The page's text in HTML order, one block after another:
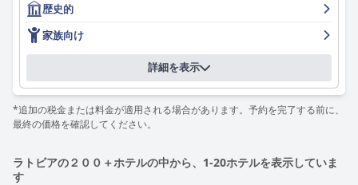
プリモホテルの朝食は、その質と種類でゲストから肯定的なレビ
ューを受けています。ビュッフェスタイルの朝食には、甘いもの
と塩辛いものが豊富に用意されており、常に新鮮さが保たれるよ
うに補充されています。ペストリーの新鮮さやフルーツの種類な
ど、改善の余地はありますが、朝食の内容は概ね満足でき、滞在
の価値を高めています。
ホテルの客室は、清潔さと広さで高い評価を得ています。多くの
評されることもありますが、概ね清潔で設備も整っています。一
歴史的
家族向け
詳細を表示
*追加の税金または料金が適用される場合があります。予約を完了する前に、
最終の価格を確認してください。
ラトビアの２００＋ホテルの中から、1-20ホテルを表示していま
す